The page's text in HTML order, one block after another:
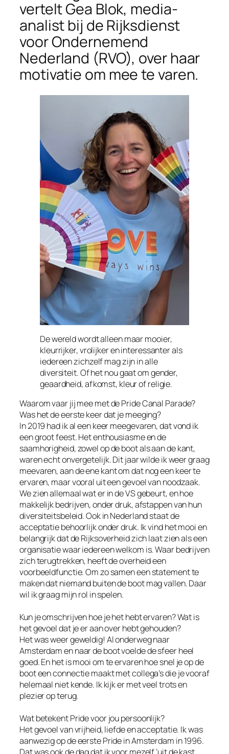
vertelt Gea Blok, media-
analist bij de Rijksdienst
voor Ondernemend
Nederland (RVO), over haar
motivatie om mee te varen.
De wereld wordt alleen maar mooier,
kleurrijker, vrolijker en interessanter als
iedereen zichzelf mag zijn in alle
diversiteit. Of het nou gaat om gender,
geaardheid, afkomst, kleur of religie.
Waarom vaar jij mee met de Pride Canal Parade?
Was het de eerste keer dat je meeging?
In 2019 had ik al een keer meegevaren, dat vond ik
een groot feest. Het enthousiasme en de
saamhorigheid, zowel op de boot als aan de kant,
waren echt onvergetelijk. Dit jaar wilde ik weer graag
meevaren, aan de ene kant om dat nog een keer te
ervaren, maar vooral uit een gevoel van noodzaak.
We zien allemaal wat er in de VS gebeurt, en hoe
makkelijk bedrijven, onder druk, afstappen van hun
diversiteitsbeleid. Ook in Nederland staat de
acceptatie behoorlijk onder druk. Ik vind het mooi en
belangrijk dat de Rijksoverheid zich laat zien als een
organisatie waar iedereen welkom is. Waar bedrijven
zich terugtrekken, heeft de overheid een
voorbeeldfunctie. Om zo samen een statement te
maken dat niemand buiten de boot mag vallen. Daar
wil ik graag mijn rol in spelen.
Kun je omschrijven hoe je het hebt ervaren? Wat is
het gevoel dat je er aan over hebt gehouden?
Het was weer geweldig! Al onderweg naar
Amsterdam en naar de boot voelde de sfeer heel
goed. En het is mooi om te ervaren hoe snel je op de
boot een connectie maakt met collega’s die je vooraf
helemaal niet kende. Ik kijk er met veel trots en
plezier op terug.
Wat betekent Pride voor jou persoonlijk?
Het gevoel van vrijheid, liefde en acceptatie. Ik was
aanwezig op de eerste Pride in Amsterdam in 1996.